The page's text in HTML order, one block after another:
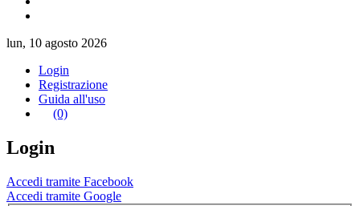
lun, 10 agosto 2026
Login
Registrazione
Guida all'uso
(0)
Login
Accedi tramite Facebook
Accedi tramite Google